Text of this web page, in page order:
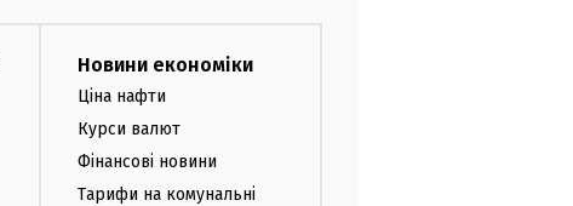
Новини економіки
Ціна нафти
Курси валют
Фінансові новини
Тарифи на комунальні